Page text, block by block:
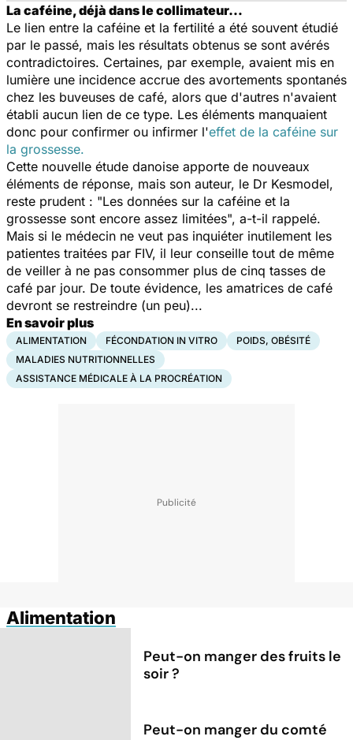
La caféine, déjà dans le collimateur…
Le lien entre la caféine et la fertilité a été souvent étudié
par le passé, mais les résultats obtenus se sont avérés
contradictoires. Certaines, par exemple, avaient mis en
lumière une incidence accrue des avortements spontanés
chez les buveuses de café, alors que d'autres n'avaient
établi aucun lien de ce type. Les éléments manquaient
donc pour confirmer ou infirmer l'effet de la caféine sur
la grossesse.
Cette nouvelle étude danoise apporte de nouveaux
éléments de réponse, mais son auteur, le Dr Kesmodel,
reste prudent : "Les données sur la caféine et la
grossesse sont encore assez limitées", a-t-il rappelé.
Mais si le médecin ne veut pas inquiéter inutilement les
patientes traitées par FIV, il leur conseille tout de même
de veiller à ne pas consommer plus de cinq tasses de
café par jour. De toute évidence, les amatrices de café
devront se restreindre (un peu)...
En savoir plus
ALIMENTATION FÉCONDATION IN VITRO
POIDS, OBÉSITÉ
MALADIES NUTRITIONNELLES
ASSISTANCE MÉDICALE À LA PROCRÉATION
Alimentation
Peut-on manger des fruits le
soir ?
Peut-on manger du comté